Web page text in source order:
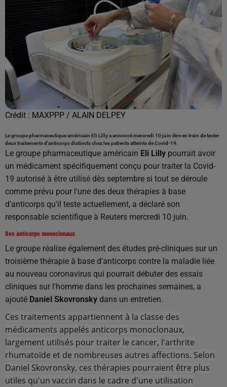
Crédit : MAXPPP / ALAIN DELPEY
Le groupe pharmaceutique américain Eli Lilly a annoncé mercredi 10 juin être en train de tester
deux traitements d'anticorps distincts chez les patients atteints de Covid-19.
Le groupe pharmaceutique américain Eli Lilly pourrait avoir
un médicament spécifiquement conçu pour traiter la Covid-
19 autorisé à être utilisé dès septembre si tout se déroule
comme prévu pour l'une des deux thérapies à base
d'anticorps qu'il teste actuellement, a déclaré son
responsable scientifique à Reuters mercredi 10 juin.
Des anticorps monoclonaux
Le groupe réalise également des études pré-cliniques sur un
troisième thérapie à base d'anticorps contre la maladie liée
au nouveau coronavirus qui pourrait débuter des essais
cliniques sur l'homme dans les prochaines semaines, a
ajouté Daniel Skovronsky dans un entretien.
Ces traitements appartiennent à la classe des
médicaments appelés anticorps monoclonaux,
largement utilisés pour traiter le cancer, l'arthrite
rhumatoïde et de nombreuses autres affections. Selon
Daniel Skovronsky, ces thérapies pourraient être plus
utiles qu'un vaccin dans le cadre d'une utilisation